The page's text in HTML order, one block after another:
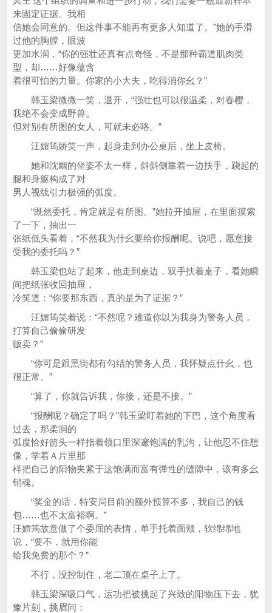
来固定证据。我相
信她会同意的。但这件事不能再有更多人知道了。”她的手滑
过他的胸膛，眼波
更加水润，“你的强壮还真有点奇怪，不是那种霸道肌肉类
型，却……好像蕴含
着很可怕的力量。你家的小大夫，吃得消你幺？”
韩玉梁微微一笑，退开，“强壮也可以很温柔，对春樱，
我绝不会变成野兽。
但对别有所图的女人，可就未必咯。”
汪媚筠娇笑一声，起身走到办公桌后，坐上皮椅。
她和沈幽的坐姿不太一样，斜斜侧靠着一边扶手，跷起的
腿和身躯构成了对
男人视线引力极强的弧度。
“既然委托，肯定就是有所图。”她拉开抽屉，在里面摸索
了一下，抽出一
张纸低头看着，“不然我为什幺要给你报酬呢。说吧，愿意接
受我的委托吗？”
韩玉梁也站了起来，他走到桌边，双手扶着桌子，看她瞬
间把纸张收回抽屉，
冷笑道：“你要那东西，真的是为了证据？”
汪媚筠笑着说：“不然呢？难道你以为我身为警务人员，
打算自己偷偷研发
贩卖？”
“你可是跟黑街都有勾结的警务人员，我怀疑点什幺，也
很正常。”
“算了，你就告诉我，你接，还是不接。”
“报酬呢？确定了吗？”韩玉梁盯着她的下巴，这个角度看
过去，那柔润的
弧度恰好箭头一样指着领口里深邃饱满的乳沟，让他忍不住想
像，学着Ａ片里那
样把自己的阳物夹紧于这饱满而富有弹性的缝隙中，该有多幺
销魂。
“奖金的话，特安局目前的额外预算不多，我自己的钱
包……也不太富裕啊。”
汪媚筠故意做了个委屈的表情，单手托着面颊，软绵绵地
说，“要不，就用你能
给我免费的那个？”
不行，没控制住，老二顶在桌子上了。
韩玉梁深吸口气，运功把被挑起了兴致的阳物压下去，犹
豫片刻，挑眉问：